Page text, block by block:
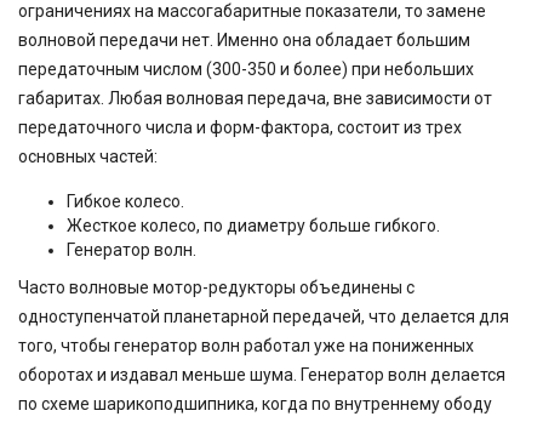
ограничениях на массогабаритные показатели, то замене
волновой передачи нет. Именно она обладает большим
передаточным числом (300-350 и более) при небольших
габаритах. Любая волновая передача, вне зависимости от
передаточного числа и форм-фактора, состоит из трех
основных частей:
Гибкое колесо.
Жесткое колесо, по диаметру больше гибкого.
Генератор волн.
Часто волновые мотор-редукторы объединены с
одноступенчатой планетарной передачей, что делается для
того, чтобы генератор волн работал уже на пониженных
оборотах и издавал меньше шума. Генератор волн делается
по схеме шарикоподшипника, когда по внутреннему ободу